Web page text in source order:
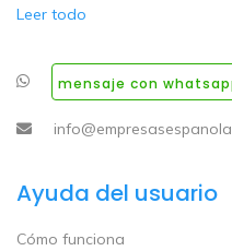
Leer todo
mensaje con
Ayuda del usuario
Cómo funciona